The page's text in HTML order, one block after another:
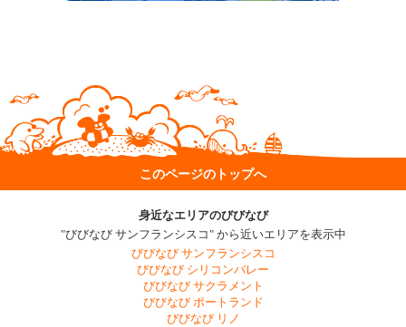
このページのトップへ
身近なエリアのびびなび
"びびなび サンフランシスコ" から近いエリアを表示中
びびなび サンフランシスコ
びびなび シリコンバレー
びびなび サクラメント
びびなび ポートランド
びびなび リノ